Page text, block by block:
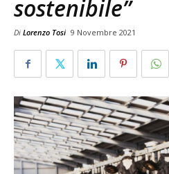
sostenibile”
Di Lorenzo Tosi 9 Novembre 2021